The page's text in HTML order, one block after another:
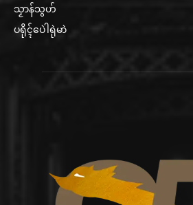
သၟာန်သွဟ်
ပရိုၚ်ပေဲါရုဲမာဲ